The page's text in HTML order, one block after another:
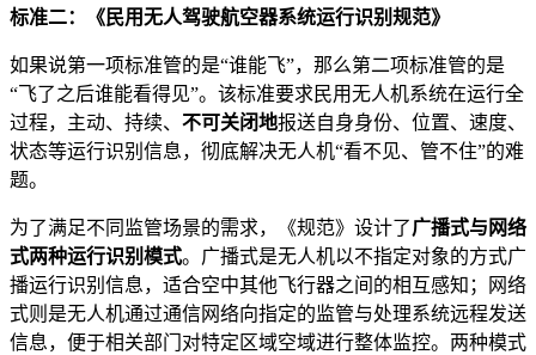
标准二：《民用无人驾驶航空器系统运行识别规范》
如果说第一项标准管的是“谁能飞”，那么第二项标准管的是
“飞了之后谁能看得见”。该标准要求民用无人机系统在运行全
过程，主动、持续、 不可关闭地报送自身身份、位置、速度、
状态等运行识别信息，彻底解决无人机“看不见、管不住”的难
题。
为了满足不同监管场景的需求，《规范》设计了广播式与网络
式两种运行识别模式。广播式是无人机以不指定对象的方式广
播运行识别信息，适合空中其他飞行器之间的相互感知；网络
式则是无人机通过通信网络向指定的监管与处理系统远程发送
信息，便于相关部门对特定区域空域进行整体监控。两种模式